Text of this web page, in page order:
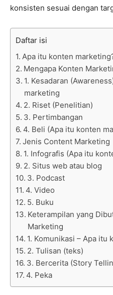
konsisten sesuai dengan
Daftar isi
Apa itu konten
Mengapa Konten
1. Kesadaran
marketing
2. Riset (Penelitian)
3. Pertimbangan
4. Beli (Apa itu konten
Jenis Content Marketing
1. Infografis (Apa itu
2. Situs web atau blog
3. Podcast
4. Video
5. Buku
Keterampilan yang
Marketing
1. Komunikasi – Apa itu
2. Tulisan (teks)
3. Bercerita (Story
4. Peka